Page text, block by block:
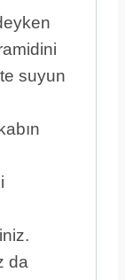
suyun
da